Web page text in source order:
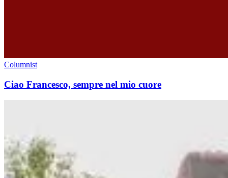
Columnist
Ciao Francesco, sempre nel mio cuore